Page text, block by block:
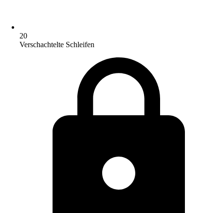
20
Verschachtelte Schleifen